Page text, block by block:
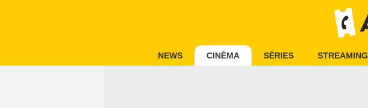
NEWS CINÉMA SÉRIES STREAMING